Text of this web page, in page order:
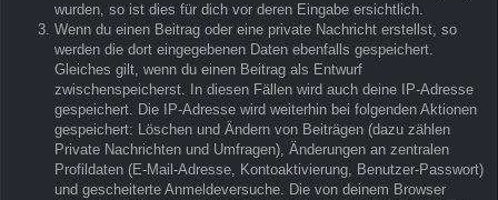
wurden, so ist dies für dich vor deren Eingabe ersichtlich.
Wenn du einen Beitrag oder eine private Nachricht erstellst, so
werden die dort eingegebenen Daten ebenfalls gespeichert.
Gleiches gilt, wenn du einen Beitrag als Entwurf
zwischenspeicherst. In diesen Fällen wird auch deine IP-Adresse
gespeichert. Die IP-Adresse wird weiterhin bei folgenden Aktionen
gespeichert: Löschen und Ändern von Beiträgen (dazu zählen
Private Nachrichten und Umfragen), Änderungen an zentralen
Profildaten (E-Mail-Adresse, Kontoaktivierung, Benutzer-Passwort)
und gescheiterte Anmeldeversuche. Die von deinem Browser